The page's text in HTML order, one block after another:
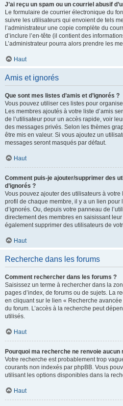
J’ai reçu un spam ou un courriel abusif
Le formulaire de courrier électronique du
suivre les utilisateurs qui envoient de tels
l’administrateur une copie complète du
d’inclure l’en-tête (il contient des
L’administrateur pourra alors prendre les
Haut
Amis et ignorés
Que sont mes listes d’amis et d’ignorés ?
Vous pouvez utiliser ces listes pour
Les membres ajoutés à votre liste d’amis
de l’utilisateur pour un accès rapide, voir
des messages privés. Selon les thèmes
être mis en valeur. Si vous ajoutez un
messages seront masqués par défaut.
Haut
Comment puis-je ajouter/supprimer des
d’ignorés ?
Vous pouvez ajouter des utilisateurs à
profil de chaque membre, il y a un lien pour
d’ignorés. Ou, depuis votre panneau de
directement des membres en saisissant
également supprimer des utilisateurs de
Haut
Recherche dans les forums
Comment rechercher dans les forums ?
Saisissez un terme à rechercher dans la
pages d’index, de forums ou de sujets. La
en cliquant sur le lien « Recherche
du forum. L’accès à la recherche peut
utilisés.
Haut
Pourquoi ma recherche ne renvoie aucun
Votre recherche est probablement trop
courants non indexés par phpBB. Vous
utilisant les options disponibles dans la
Haut